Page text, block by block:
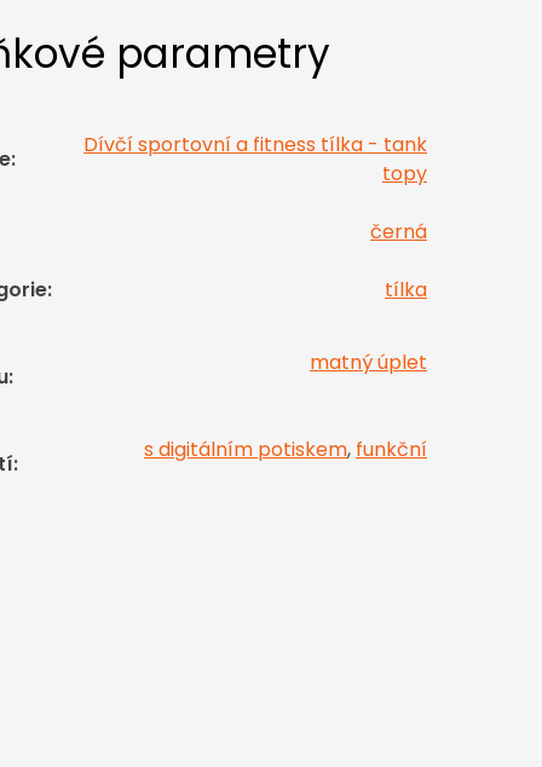
parametry
:
Dívčí sportovní a fitness tílka - tank
topy
černá
: tílka
:
matný úplet
:
s digitálním potiskem, funkční